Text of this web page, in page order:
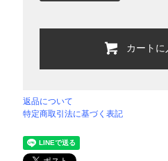
カートに
返品について
特定商取引法に基づく表記